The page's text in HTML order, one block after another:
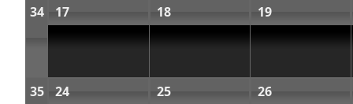
34 17 18 19
35 24 25 26